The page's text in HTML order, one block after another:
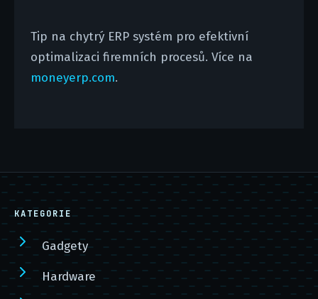
Tip na chytrý ERP systém pro efektivní
optimalizaci firemních procesů. Více na
moneyerp.com.
KATEGORIE
Gadgety
Hardware